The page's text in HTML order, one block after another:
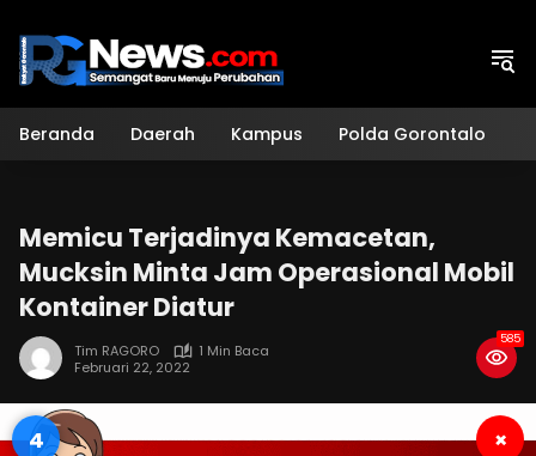
konten
Beranda Daerah Kampus Polda Gorontalo
Memicu Terjadinya Kemacetan,
Mucksin Minta Jam Operasional Mobil
Kontainer Diatur
Tim RAGORO
1 Min Baca
Februari 22, 2022
585
3 ×